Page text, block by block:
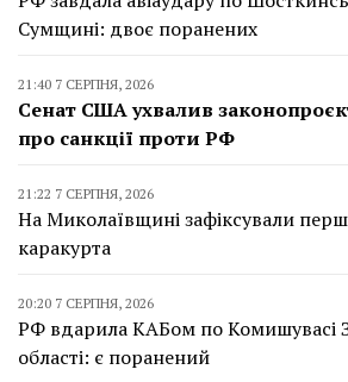
Сумщині: двоє поранених
21:40 7 СЕРПНЯ, 2026
Сенат США ухвалив
про санкції проти РФ
21:22 7 СЕРПНЯ, 2026
На Миколаївщині зафіксували
каракурта
20:20 7 СЕРПНЯ, 2026
РФ вдарила КАБом по Комишувасі
області: є поранений